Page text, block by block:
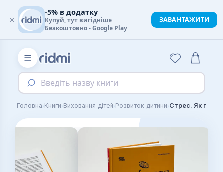
☰
Введіть назву книги
Головна›Книги›Виховання дітей›Розвиток дитини›
×
-5% в додатку
Купуй, тут вигідніше
Безкоштовно - Google Play
ЗАВАНТАЖИТИ